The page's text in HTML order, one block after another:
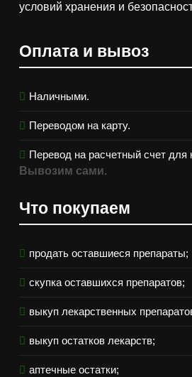
условий хранения и
Оплата и вывоз
Наличными.
Переводом на карту.
Перевод на расчетный счет для
Вывозим сами.
Что покупаем
продать оставшиеся препараты;
скупка оставшихся препаратов;
выкуп лекарственных
выкуп остатков лекарств;
аптечные остатки;